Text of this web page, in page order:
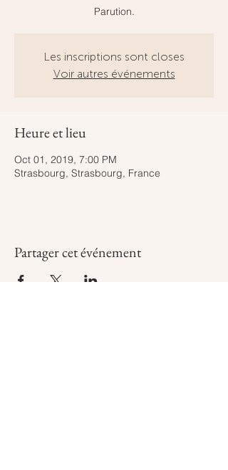
Parution.
Les inscriptions sont closes
Voir autres événements
Heure et lieu
Oct 01, 2019, 7:00 PM
Strasbourg, Strasbourg, France
Partager cet événement